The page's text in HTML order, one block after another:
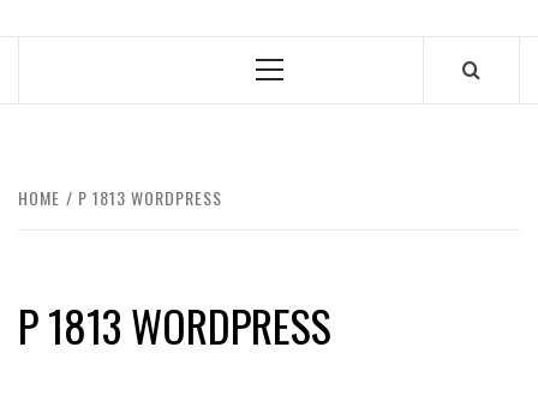
Primary
HOME P 1813 WORDPRESS
P 1813 WORDPRESS